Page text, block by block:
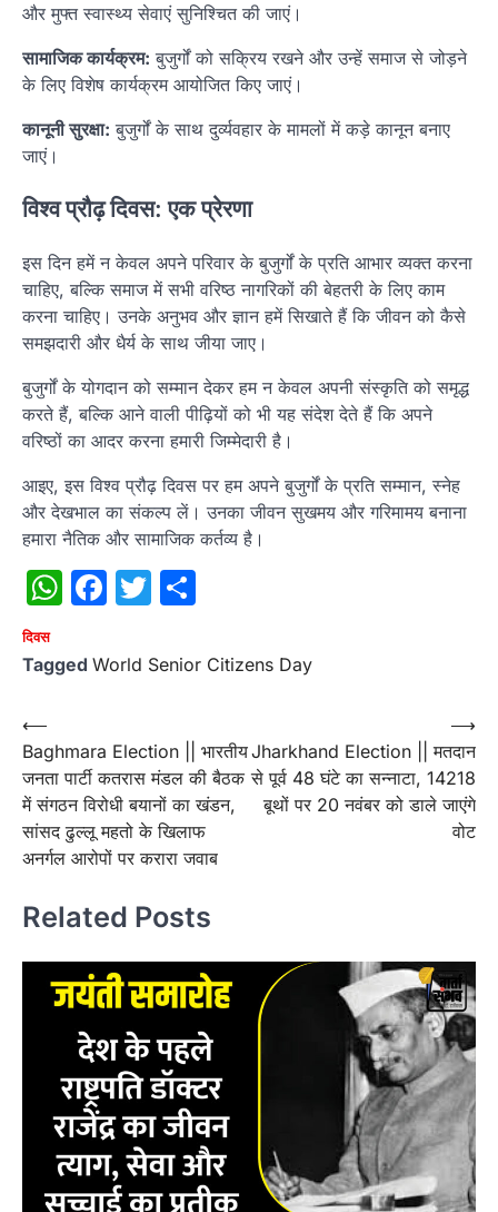
और मुफ्त स्वास्थ्य सेवाएं सुनिश्चित की जाएं।
सामाजिक कार्यक्रम: बुजुर्गों को सक्रिय रखने और उन्हें समाज से जोड़ने
के लिए विशेष कार्यक्रम आयोजित किए जाएं।
कानूनी सुरक्षा: बुजुर्गों के साथ दुर्व्यवहार के मामलों में कड़े कानून बनाए
जाएं।
विश्व प्रौढ़ दिवस: एक प्रेरणा
इस दिन हमें न केवल अपने परिवार के बुजुर्गों के प्रति आभार व्यक्त करना
चाहिए, बल्कि समाज में सभी वरिष्ठ नागरिकों की बेहतरी के लिए काम
करना चाहिए। उनके अनुभव और ज्ञान हमें सिखाते हैं कि जीवन को कैसे
समझदारी और धैर्य के साथ जीया जाए।
बुजुर्गों के योगदान को सम्मान देकर हम न केवल अपनी संस्कृति को समृद्ध
करते हैं, बल्कि आने वाली पीढ़ियों को भी यह संदेश देते हैं कि अपने
वरिष्ठों का आदर करना हमारी जिम्मेदारी है।
आइए, इस विश्व प्रौढ़ दिवस पर हम अपने बुजुर्गों के प्रति सम्मान, स्नेह
और देखभाल का संकल्प लें। उनका जीवन सुखमय और गरिमामय बनाना
हमारा नैतिक और सामाजिक कर्तव्य है।
WhatsApp
Facebook
Twitter
दिवस
Tagged World Senior Citizens Day
Post
navigation
⟵
Baghmara Election || भारतीय
जनता पार्टी कतरास मंडल की बैठक
में संगठन विरोधी बयानों का खंडन,
सांसद ढुल्लू महतो के खिलाफ
अनर्गल आरोपों पर करारा जवाब
Jharkhand Election || मतदान
से पूर्व 48 घंटे का सन्नाटा, 14218
बूथों पर 20 नवंबर को डाले जाएंगे
वोट
⟶
Related Posts